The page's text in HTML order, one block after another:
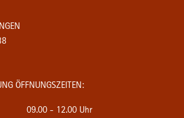
ÖFFNUNGSZEITEN:
09.00 - 12.00 Uhr